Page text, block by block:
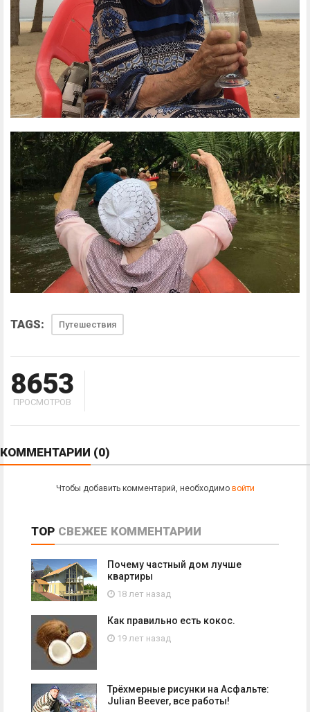
TAGS: Путешествия
8653
ПРОСМОТРОВ
КОММЕНТАРИИ (0)
Чтобы добавить комментарий, необходимо войти
TOP СВЕЖЕЕ КОММЕНТАРИИ
Почему частный дом лучше
квартиры
18 лет назад
Как правильно есть кокос.
19 лет назад
Трёхмерные рисунки на Асфальте:
Julian Beever, все работы!